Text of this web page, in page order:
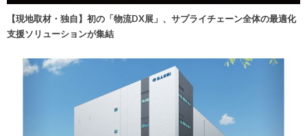
【現地取材・独自】初の「物流DX展」、サプライチェーン全体の最適化
支援ソリューションが集結